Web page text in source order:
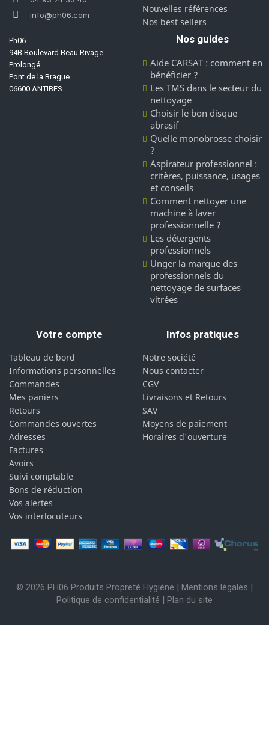
info@ph06.com
Ph06
94B Boulevard Beau Rivage
Prolongé
Pont de la Brague
06600 ANTIBES
Nouvelles références
Nos best sellers
Nos guides
Aide CARSAT : comment en
bénéficier ?
Les TMS dans le secteur du
nettoyage
Choisir le bon disque
abrasif
Quelle monobrosse choisir
?
Aspirateur professionnel :
critères, puissance, usages
et conseils
Comment nettoyer une
machine à laver
professionnelle ?
Les détergents
professionnels
Unger la marque des
professionnels du
nettoyage de surfaces
vitrées
Votre compte
Tableau de bord
Informations personnelles
Commandes
Mes paniers
Retours
Commandes ouvertes
Adresses
Factures
Avoirs
Suivi comptable
Bons de réduction
Vos alertes
Vos interlocuteurs
Infos pratiques
Notre société
Nous contacter
CGV
Livraisons et Retours
SAV
Moyens de paiement
Horaires d'ouverture
© 2026 PH06 Produits Propreté Hygiène | Mentions légales |
Politique de confidentialité | Plan du site